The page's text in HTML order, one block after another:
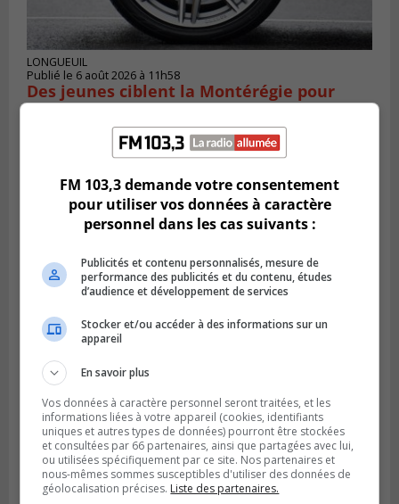
LONGUEUIL
Publié le 6 août 2026 à 11h58
Des jeunes ciblent la Montérégie pour
le Défi écrou de roue
Publié le 6 août 2026 à 05h39
La grenade du camping du lac Cristal était
inoffensive
FM 103,3 demande votre consentement
pour utiliser vos données à caractère
personnel dans les cas suivants :
Publicités et contenu personnalisés, mesure de
performance des publicités et du contenu, études
d’audience et développement de services
Stocker et/ou accéder à des informations sur un
appareil
En savoir plus
Vos données à caractère personnel seront traitées, et les
informations liées à votre appareil (cookies, identifiants
uniques et autres types de données) pourront être stockées
et consultées par 66 partenaires, ainsi que partagées avec lui,
ou utilisées spécifiquement par ce site. Nos partenaires et
nous-mêmes sommes susceptibles d'utiliser des données de
géolocalisation précises. Liste des partenaires.